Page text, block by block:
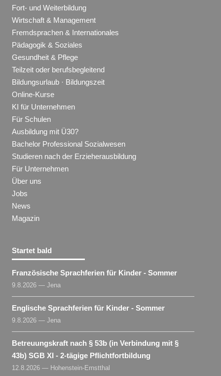
Fort- und Weiterbildung
Wirtschaft & Management
Fremdsprachen & Internationales
Pädagogik & Soziales
Gesundheit & Pflege
Teilzeit oder berufsbegleitend
Bildungsurlaub · Bildungszeit
Online-Kurse
KI für Unternehmen
Für Schulen
Ausbildung mit Ü30?
Bachelor Professional Sozialwesen
Studieren nach der Erzieherausbildung
Für Unternehmen
Über uns
Jobs
News
Magazin
Startet bald
Französische Sprachferien für Kinder - Sommer
9.8.2026 — Jena
Englische Sprachferien für Kinder - Sommer
9.8.2026 — Jena
Betreuungskraft nach § 53b (in Verbindung mit §
43b) SGB XI - 2-tägige Pflichtfortbildung
12.8.2026 — Hohenstein-Ernstthal